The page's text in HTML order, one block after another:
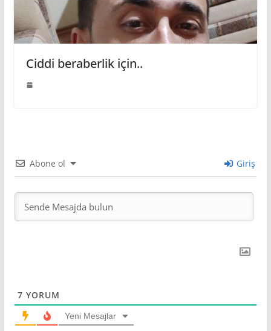
Ciddi beraberlik için..
Abone ol Giriş
7 YORUM
Yeni Mesajlar